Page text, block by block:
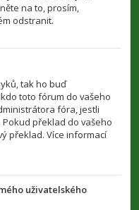
na to, prosím,
odstranit.
tak ho buď
toto fórum do vašeho
fóra, jestli
překlad do vašeho
překlad. Více informací
uživatelského